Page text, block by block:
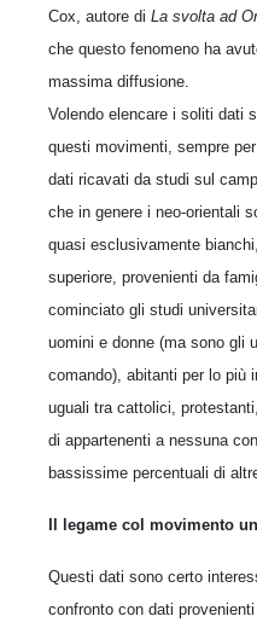
Cox, autore di La svolta ad
che questo fenomeno ha
massima diffusione.
Volendo elencare i soliti dati
questi movimenti, sempre
dati ricavati da studi sul
che in genere i neo-orientali
quasi esclusivamente
superiore, provenienti da
cominciato gli studi
uomini e donne (ma sono gli
comando), abitanti per lo più
uguali tra cattolici,
di appartenenti a nessuna
bassissime percentuali di
Il legame col movimento
Questi dati sono certo
confronto con dati